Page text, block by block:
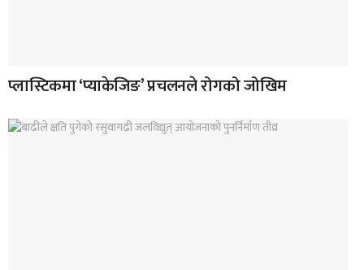
प्लास्टिकमा ‘प्याकेजिङ’ प्रचलनले रोगको जोखिम